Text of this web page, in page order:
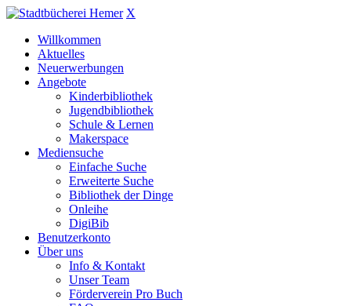
X
Willkommen
Aktuelles
Neuerwerbungen
Angebote
Kinderbibliothek
Jugendbibliothek
Schule & Lernen
Makerspace
Mediensuche
Einfache Suche
Erweiterte Suche
Bibliothek der Dinge
Onleihe
DigiBib
Benutzerkonto
Über uns
Info & Kontakt
Unser Team
Förderverein Pro Buch